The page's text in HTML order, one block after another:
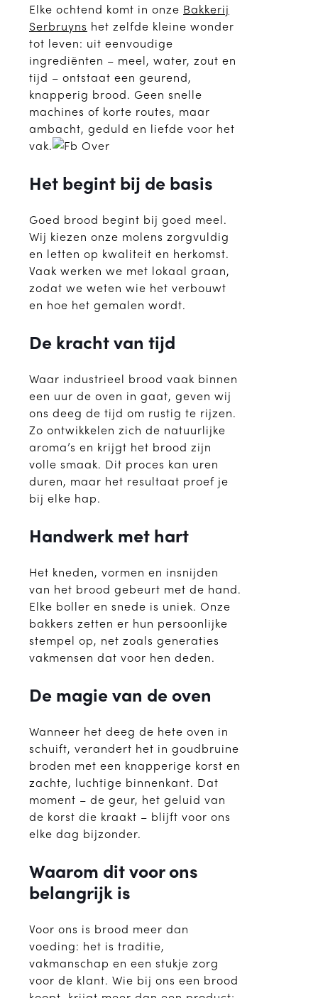
Elke ochtend komt in onze Bakkerij
Serbruyns het zelfde kleine wonder
tot leven: uit eenvoudige
ingrediënten – meel, water, zout en
tijd – ontstaat een geurend,
knapperig brood. Geen snelle
machines of korte routes, maar
ambacht, geduld en liefde voor het
vak.
Het begint bij de basis
Goed brood begint bij goed meel.
Wij kiezen onze molens zorgvuldig
en letten op kwaliteit en herkomst.
Vaak werken we met lokaal graan,
zodat we weten wie het verbouwt
en hoe het gemalen wordt.
De kracht van tijd
Waar industrieel brood vaak binnen
een uur de oven in gaat, geven wij
ons deeg de tijd om rustig te rijzen.
Zo ontwikkelen zich de natuurlijke
aroma’s en krijgt het brood zijn
volle smaak. Dit proces kan uren
duren, maar het resultaat proef je
bij elke hap.
Handwerk met hart
Het kneden, vormen en insnijden
van het brood gebeurt met de hand.
Elke boller en snede is uniek. Onze
bakkers zetten er hun persoonlijke
stempel op, net zoals generaties
vakmensen dat voor hen deden.
De magie van de oven
Wanneer het deeg de hete oven in
schuift, verandert het in goudbruine
broden met een knapperige korst en
zachte, luchtige binnenkant. Dat
moment – de geur, het geluid van
de korst die kraakt – blijft voor ons
elke dag bijzonder.
Waarom dit voor ons
belangrijk is
Voor ons is brood meer dan
voeding: het is traditie,
vakmanschap en een stukje zorg
voor de klant. Wie bij ons een brood